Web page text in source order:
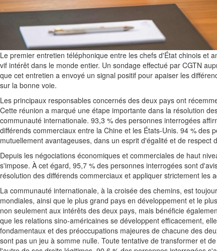
Le premier entretien téléphonique entre les chefs d'État chinois et
vif intérêt dans le monde entier. Un sondage effectué par CGTN
que cet entretien a envoyé un signal positif pour apaiser les
sur la bonne voie.
Les principaux responsables concernés des deux pays ont
Cette réunion a marqué une étape importante dans la résolution
communauté internationale. 93,3 % des personnes interrogées
différends commerciaux entre la Chine et les États-Unis. 94 %
mutuellement avantageuses, dans un esprit d'égalité et de
Depuis les négociations économiques et commerciales de haut
s'impose. À cet égard, 95,7 % des personnes interrogées sont
résolution des différends commerciaux et appliquer strictement les
La communauté internationale, à la croisée des chemins, est
mondiales, ainsi que le plus grand pays en développement et le
non seulement aux intérêts des deux pays, mais bénéficie
que les relations sino-américaines se développent efficacement,
fondamentaux et des préoccupations majeures de chacune des
sont pas un jeu à somme nulle. Toute tentative de transformer et